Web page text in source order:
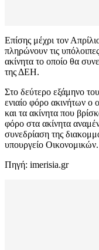
Επίσης μέχρι τον
πληρώνουν τις
ακίνητα το οποίο θα
της ΔΕΗ.
Στο δεύτερο εξάμηνο
ενιαίο φόρο ακινήτων ο
και τα ακίνητα που
φόρο στα ακίνητα
συνεδρίαση της
υπουργείο Οικονομικών.
Πηγή: imerisia.gr